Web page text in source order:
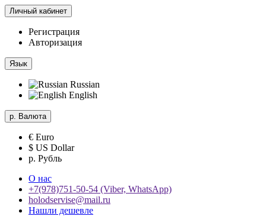
Личный кабинет
Регистрация
Авторизация
Язык
Russian
English
р. Валюта
€ Euro
$ US Dollar
р. Рубль
О нас
+7(978)751-50-54 (Viber, WhatsApp)
holodservise@mail.ru
Нашли дешевле